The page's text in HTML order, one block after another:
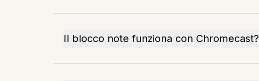
Il blocco note funziona con Chromecast?